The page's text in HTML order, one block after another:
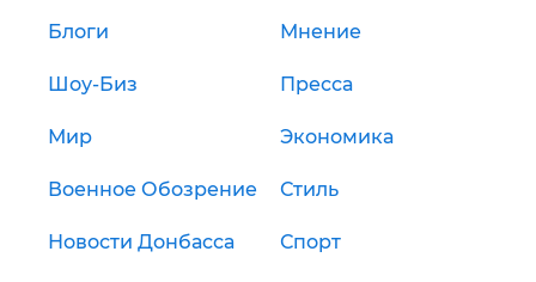
Блоги Мнение
Шоу-Биз Пресса
Мир Экономика
Военное Обозрение Стиль
Новости Донбасса Спорт